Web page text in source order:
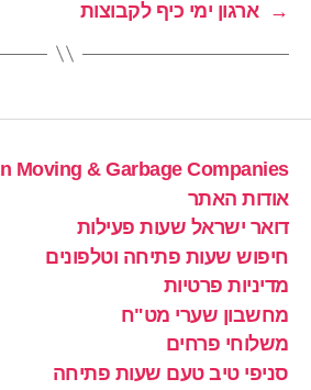
→
ארגון ימי כיף לקבוצות
Moving & Garbage Companies
אודות האתר
דואר ישראל שעות פעילות
חיפוש שעות פתיחה וטלפונים
מדיניות פרטיות
מחשבון שערי מט"ח
משלוחי פרחים
סניפי טיב טעם שעות פתיחה